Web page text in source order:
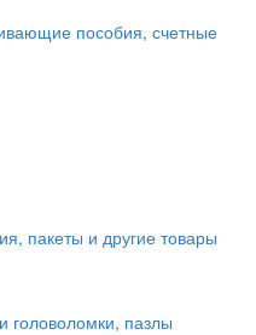
пособия, счетные
пакеты и другие товары
головоломки, пазлы